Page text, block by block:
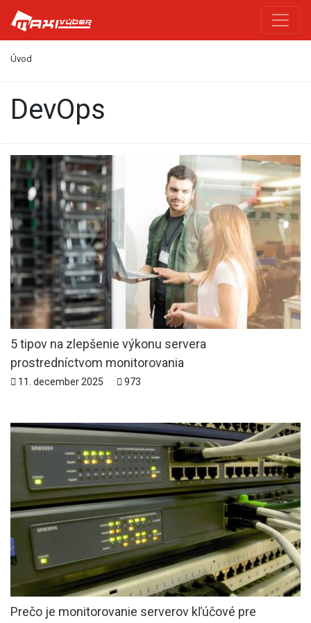
Úvod
DevOps
5 tipov na zlepšenie výkonu servera
prostredníctvom monitorovania
11. december 2025 973
Prečo je monitorovanie serverov kľúčové pre